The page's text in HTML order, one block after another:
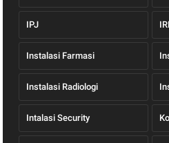
IPJ
Instalasi Farmasi
Instalasi Radiologi
Intalasi Security